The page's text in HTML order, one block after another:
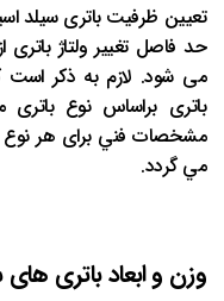
می شود. لازم به ذکر است
باتری براساس نوع
مشخصات فني برای هر نوع
مي گردد.
وزن و ابعاد باتری